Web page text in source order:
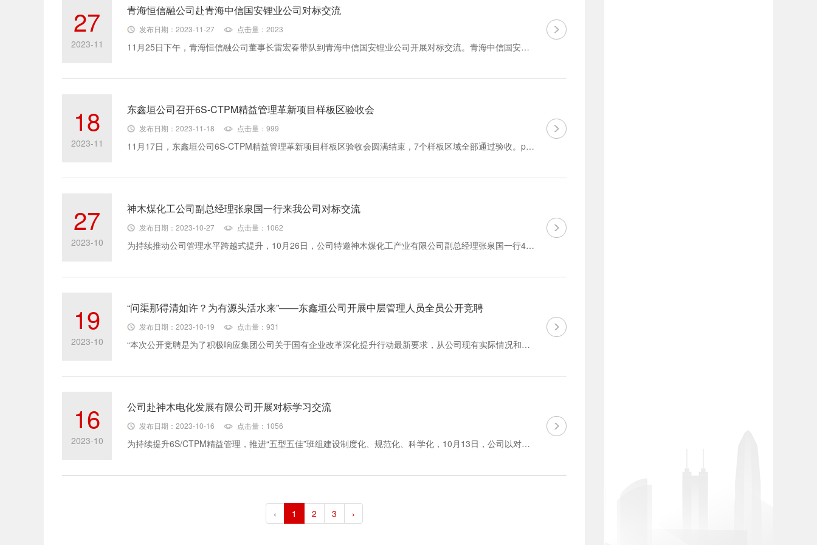
27
2023-11
青海恒信融公司赴青海中信国安锂业公司对标交流
发布日期：2023-11-27 点击量：2023
11月25日下午，青海恒信融公司董事长雷宏春带队到青海中信国安锂业公司开展对标交流。青海中信国安锂业公司党委书记、总经理孙洪波，纪委书记张建军、副总经理柯超、财务总监孙忠海参加座谈。座谈会上，雷宏春对青海中信国安锂业长期以来为恒信融公司生产经营工作中提供的帮...
18
2023-11
东鑫垣公司召开6S-CTPM精益管理革新项目样板区验收会
发布日期：2023-11-18 点击量：999
11月17日，东鑫垣公司6S-CTPM精益管理革新项目样板区验收会圆满结束，7个样板区域全部通过验收。part1：现场验收“通过验收7个样板区域，我们真切地感受到了大家辛勤付出的努力，可以看出大家下了真功夫，成果很明显，效果很理想。”上午9时，由公司党委副书记、总经理刘向明等...
27
2023-10
神木煤化工公司副总经理张泉国一行来我公司对标交流
发布日期：2023-10-27 点击量：1062
为持续推动公司管理水平跨越式提升，10月26日，公司特邀神木煤化工产业有限公司副总经理张泉国一行4人来我公司对标交流指导。公司相关领导及企业管理部全体人员参加会议。会上，公司就企业当前运行情况及所托管的内蒙古建丰煤化工有限责任公司和青海恒信融锂业科技有限公司的...
19
2023-10
“问渠那得清如许？为有源头活水来”——东鑫垣公司开展中层管理人员全员公开竞聘
发布日期：2023-10-19 点击量：931
“本次公开竞聘是为了积极响应集团公司关于国有企业改革深化提升行动最新要求，从公司现有实际情况和企业优化治理角度出发做出的一项重要决策部署。”据工作人员介绍，东鑫垣公司本次公开竞聘在将原有的20个机关部门和5个生产分厂重新设置为8个职能部门、5个专业化中心和4个生...
16
2023-10
公司赴神木电化发展有限公司开展对标学习交流
发布日期：2023-10-16 点击量：1056
为持续提升6S/CTPM精益管理，推进“五型五佳”班组建设制度化、规范化、科学化，10月13日，公司以对标提升行动为契机，组织各生产分厂车间主任及班组长约45人赴神木电化发展有限公司开展班组建设对标学习交流。对标小组先后参观了电化公司培训体验中心，职工创新工作室等区域，...
‹ 1 2 3 ›